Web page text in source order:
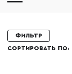
Фильтр
СОРТИРОВАТЬ ПО: